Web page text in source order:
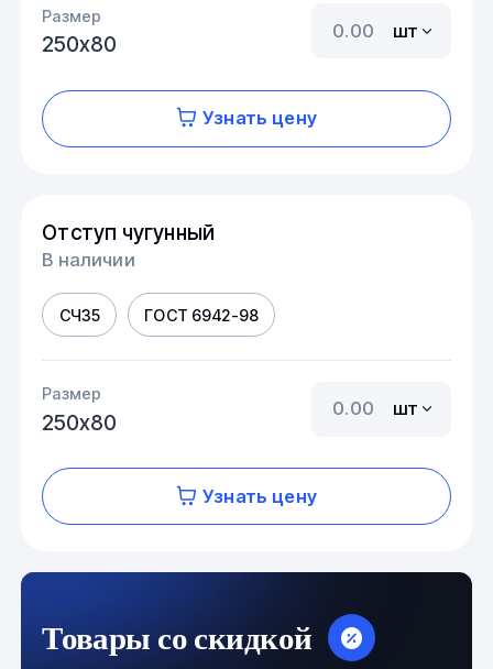
Размер
250х80
шт
Узнать цену
Отступ чугунный
В наличии
СЧ35 ГОСТ 6942-98
Размер
250х80
шт
Узнать цену
Товары со скидкой